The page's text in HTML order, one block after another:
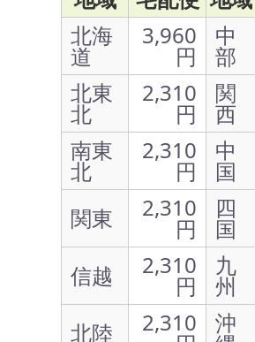
北海
道
3,960
円
中
部
北東
北
2,310
円
関
西
南東
北
2,310
円
中
国
関東
2,310
円
四
国
信越
2,310
円
九
州
北陸
2,310 沖